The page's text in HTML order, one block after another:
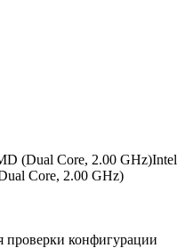
(Dual Core, 2.00 GHz)Intel
Core, 2.00 GHz)
проверки конфигурации